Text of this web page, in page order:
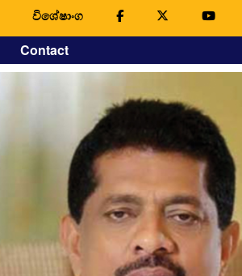
විශේෂාංග
Contact